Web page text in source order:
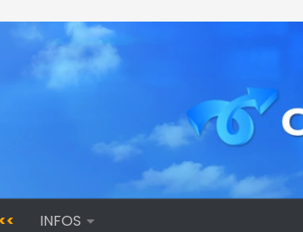
<< INFOS